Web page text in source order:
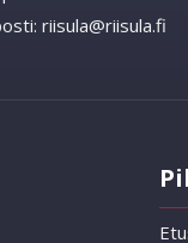
riisula@riisula.fi